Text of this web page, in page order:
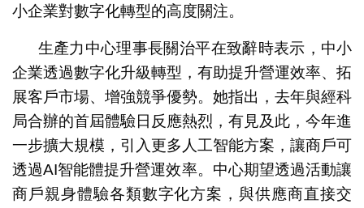
小企業對數字化轉型的高度關注。
生產力中心理事長關治平在致辭時表示，中小
企業透過數字化升級轉型，有助提升營運效率、拓
展客戶市場、增強競爭優勢。她指出，去年與經科
局合辦的首屆體驗日反應熱烈，有見及此，今年進
一步擴大規模，引入更多人工智能方案，讓商戶可
透過AI智能體提升營運效率。中心期望透過活動讓
商戶親身體驗各類數字化方案，與供應商直接交